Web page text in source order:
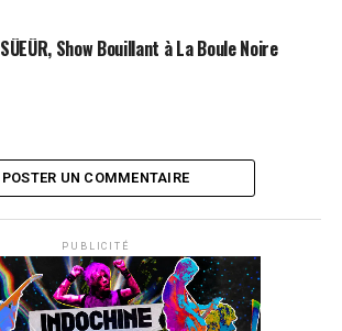
SÜEÜR, Show Bouillant à La Boule Noire
POSTER UN COMMENTAIRE
PUBLICITÉ